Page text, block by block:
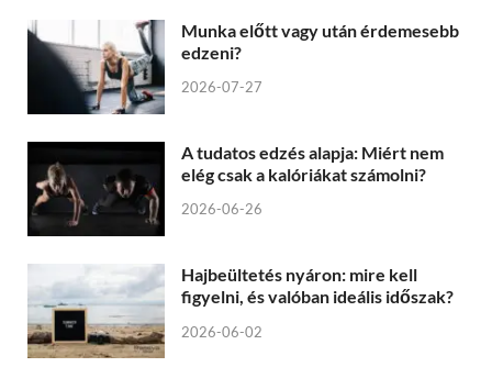
Munka előtt vagy után érdemesebb
edzeni?
2026-07-27
A tudatos edzés alapja: Miért nem
elég csak a kalóriákat számolni?
2026-06-26
Hajbeültetés nyáron: mire kell
figyelni, és valóban ideális időszak?
2026-06-02